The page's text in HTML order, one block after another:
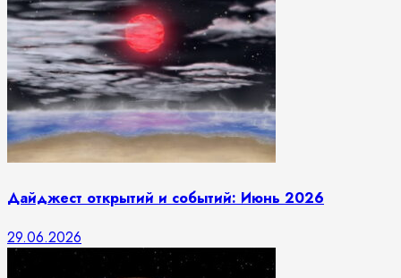
Дайджест открытий и событий: Июнь 2026
29.06.2026